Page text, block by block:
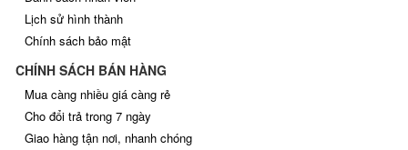
Lịch sử hình thành
Chính sách bảo mật
CHÍNH SÁCH BÁN HÀNG
Mua càng nhiều giá càng rẻ
Cho đổi trả trong 7 ngày
Giao hàng tận nơi, nhanh chóng